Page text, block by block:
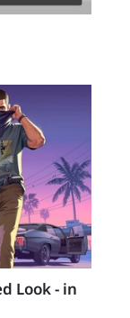
Look - in